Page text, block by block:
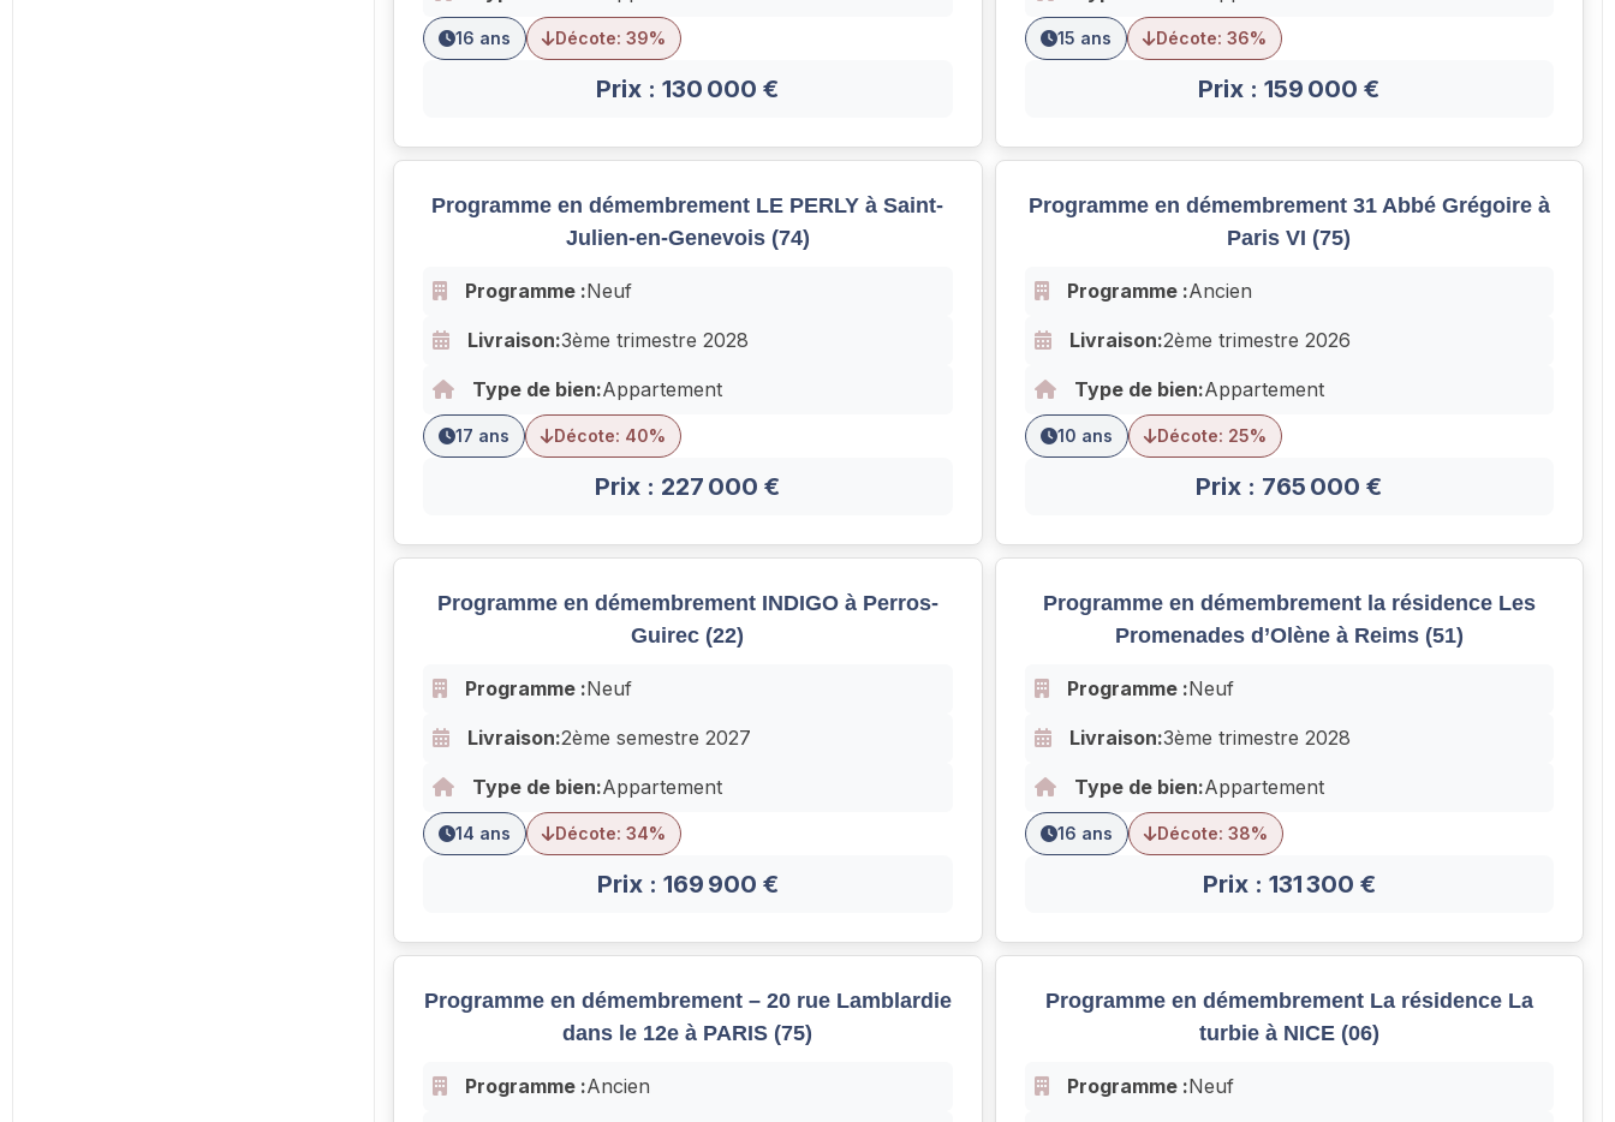
16 ans Décote: 39%
Prix : 130 000 €
15 ans Décote: 36%
Prix : 159 000 €
Programme en démembrement LE PERLY à Saint-
Julien-en-Genevois (74)
Programme :Neuf
Livraison:3ème trimestre 2028
Type de bien:Appartement
17 ans Décote: 40%
Prix : 227 000 €
Programme en démembrement 31 Abbé Grégoire à
Paris VI (75)
Programme :Ancien
Livraison:2ème trimestre 2026
Type de bien:Appartement
10 ans Décote: 25%
Prix : 765 000 €
Programme en démembrement INDIGO à Perros-
Guirec (22)
Programme :Neuf
Livraison:2ème semestre 2027
Type de bien:Appartement
14 ans Décote: 34%
Prix : 169 900 €
Programme en démembrement la résidence Les
Promenades d’Olène à Reims (51)
Programme :Neuf
Livraison:3ème trimestre 2028
Type de bien:Appartement
16 ans Décote: 38%
Prix : 131 300 €
Programme en démembrement – 20 rue Lamblardie
dans le 12e à PARIS (75)
Programme :Ancien
Programme en démembrement La résidence La
turbie à NICE (06)
Programme :Neuf